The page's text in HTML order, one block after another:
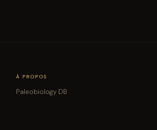
À PROPOS
Paleobiology DB